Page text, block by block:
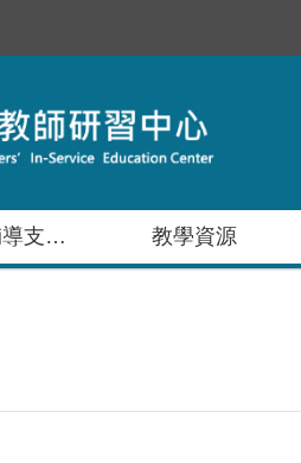
教師諮商輔導支持服務 教學資源